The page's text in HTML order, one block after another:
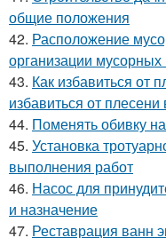
общие положения
42. Расположение
организации
43. Как избавиться от
избавиться от
44. Поменять обивку
45. Установка
выполнения работ
46. Насос для
и назначение
47. Реставрация ванн